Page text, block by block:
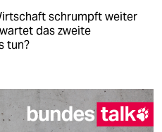
schrumpft weiter
das zweite
tun?